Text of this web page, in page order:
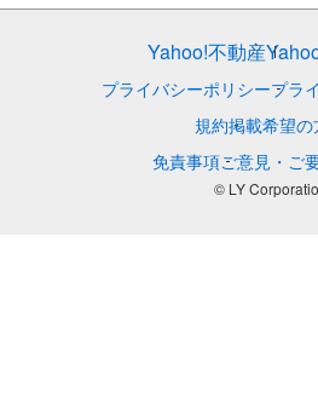
Yahoo!不動産
プライバシーポリシープラ
規約掲載希望の
免責事項ご意見・ご
© LY